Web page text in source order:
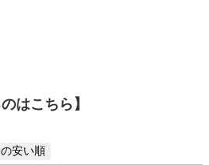
はこちら】
安い順